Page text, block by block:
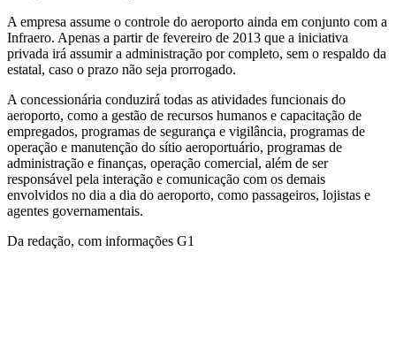
A empresa assume o controle do aeroporto ainda em conjunto com a
Infraero. Apenas a partir de fevereiro de 2013 que a iniciativa
privada irá assumir a administração por completo, sem o respaldo da
estatal, caso o prazo não seja prorrogado.
A concessionária conduzirá todas as atividades funcionais do
aeroporto, como a gestão de recursos humanos e capacitação de
empregados, programas de segurança e vigilância, programas de
operação e manutenção do sítio aeroportuário, programas de
administração e finanças, operação comercial, além de ser
responsável pela interação e comunicação com os demais
envolvidos no dia a dia do aeroporto, como passageiros, lojistas e
agentes governamentais.
Da redação, com informações G1